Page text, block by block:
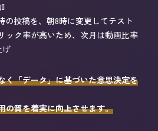
の投稿を、朝8時に変更してテスト
ック率が高いため、次月は動画比率
げ
く「データ」に基づいた意思決定を
の質を着実に向上させます。